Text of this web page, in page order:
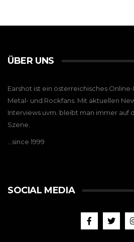
ÜBER UNS
Earshot ist ein österreichisches
Metal- und Rockfans. Mit aktuellen
Interviews uvm. bleibt man immer auf
Szene.
…since 1999
SOCIAL MEDIA